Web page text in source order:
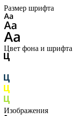
Размер шрифта
Цвет фона и шрифта
Изображения